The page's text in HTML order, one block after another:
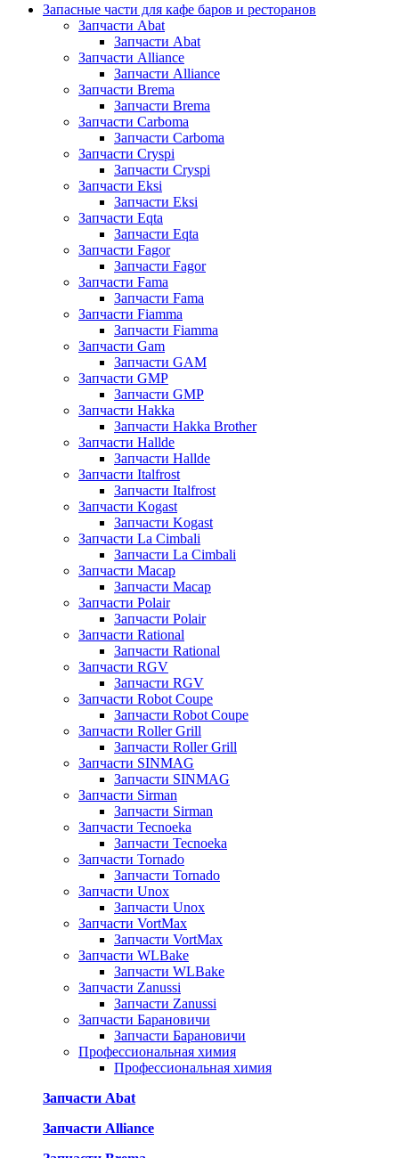
Запасные части для кафе баров и ресторанов
Запчасти Abat
Запчасти Abat
Запчасти Alliance
Запчасти Alliance
Запчасти Brema
Запчасти Brema
Запчасти Carboma
Запчасти Carboma
Запчасти Cryspi
Запчасти Cryspi
Запчасти Eksi
Запчасти Eksi
Запчасти Eqta
Запчасти Eqta
Запчасти Fagor
Запчасти Fagor
Запчасти Fama
Запчасти Fama
Запчасти Fiamma
Запчасти Fiamma
Запчасти Gam
Запчасти GAM
Запчасти GMP
Запчасти GMP
Запчасти Hakka
Запчасти Hakka Brother
Запчасти Hallde
Запчасти Hallde
Запчасти Italfrost
Запчасти Italfrost
Запчасти Kogast
Запчасти Kogast
Запчасти La Cimbali
Запчасти La Cimbali
Запчасти Macap
Запчасти Macap
Запчасти Polair
Запчасти Polair
Запчасти Rational
Запчасти Rational
Запчасти RGV
Запчасти RGV
Запчасти Robot Coupe
Запчасти Robot Coupe
Запчасти Roller Grill
Запчасти Roller Grill
Запчасти SINMAG
Запчасти SINMAG
Запчасти Sirman
Запчасти Sirman
Запчасти Tecnoeka
Запчасти Tecnoeka
Запчасти Tornado
Запчасти Tornado
Запчасти Unox
Запчасти Unox
Запчасти VortMax
Запчасти VortMax
Запчасти WLBake
Запчасти WLBake
Запчасти Zanussi
Запчасти Zanussi
Запчасти Барановичи
Запчасти Барановичи
Профессиональная химия
Профессиональная химия
Запчасти Abat
Запчасти Alliance